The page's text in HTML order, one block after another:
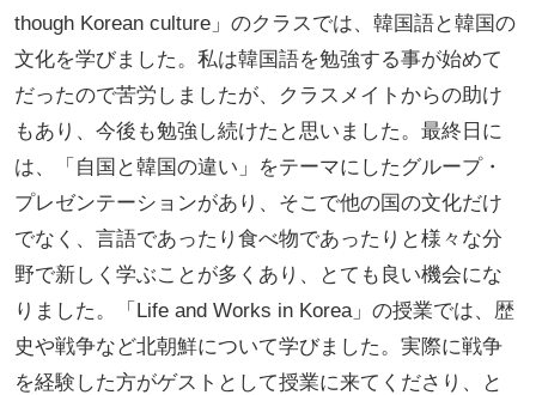
though Korean culture」のクラスでは、韓国語と韓国の
文化を学びました。私は韓国語を勉強する事が始めて
だったので苦労しましたが、クラスメイトからの助け
もあり、今後も勉強し続けたと思いました。最終日に
は、「自国と韓国の違い」をテーマにしたグループ・
プレゼンテーションがあり、そこで他の国の文化だけ
でなく、言語であったり食べ物であったりと様々な分
野で新しく学ぶことが多くあり、とても良い機会にな
りました。「Life and Works in Korea」の授業では、歴
史や戦争など北朝鮮について学びました。実際に戦争
を経験した方がゲストとして授業に来てくださり、と